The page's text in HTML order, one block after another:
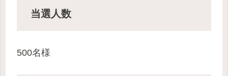
当選人数
500名様